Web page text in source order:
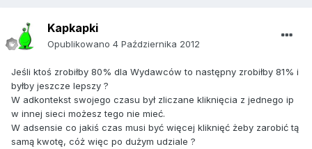
Kapkapki
Opublikowano 4 Października 2012
Jeśli ktoś zrobiłby 80% dla Wydawców to następny zrobiłby 81% i
byłby jeszcze lepszy ?
W adkontekst swojego czasu był zliczane kliknięcia z jednego ip
w innej sieci możesz tego nie mieć.
W adsensie co jakiś czas musi być więcej kliknięć żeby zarobić tą
samą kwotę, cóż więc po dużym udziale ?